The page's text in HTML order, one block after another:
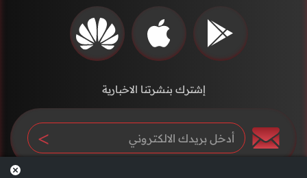
إشترك بنشرتنا الاخبارية